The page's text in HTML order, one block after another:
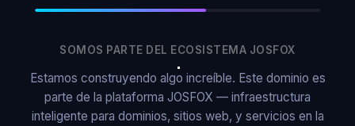
SOMOS PARTE DEL ECOSISTEMA JOSFOX
Estamos construyendo algo increíble. Este dominio es
parte de la plataforma JOSFOX — infraestructura
inteligente para dominios, sitios web, y servicios en la